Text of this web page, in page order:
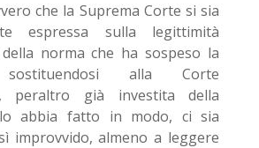
che la Suprema Corte si sia
espressa sulla legittimità
norma che ha sospeso la
sostituendosi alla Corte
peraltro già investita della
abbia fatto in modo, ci sia
improvvido, almeno a leggere